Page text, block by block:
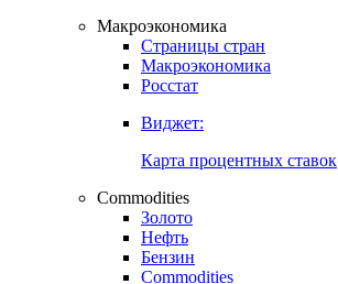
Макроэкономика
Страницы стран
Макроэкономика
Росстат
Виджет:
Карта процентных ставок
Commodities
Золото
Нефть
Бензин
Commodities